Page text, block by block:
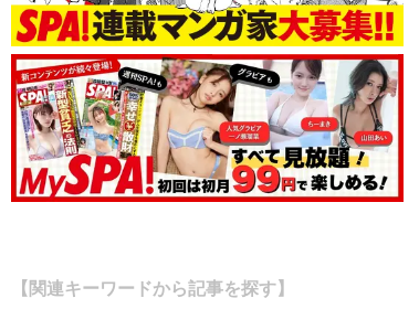
【関連キーワードから記事を探す】